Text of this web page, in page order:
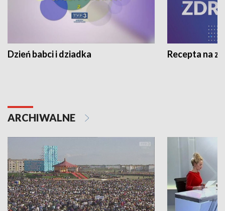
Dzień babci i dziadka Recepta na
ARCHIWALNE